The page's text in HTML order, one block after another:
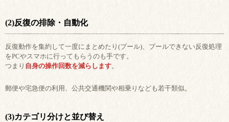
(2)反復の排除・自動化
反復動作を集約して一度にまとめたり(プール)、プールできない反復処理
をPCやスマホに行ってもらうのも手です。
つまり 自身の操作回数を減らします。
郵便や宅急便の利用、公共交通機関や相乗りなども若干類似。
(3)カテゴリ分けと並び替え